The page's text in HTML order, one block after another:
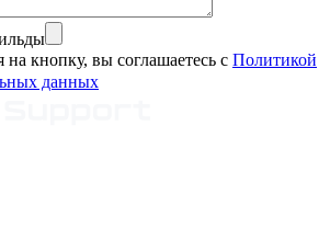
кнопку, вы соглашаетесь с Политикой
данных